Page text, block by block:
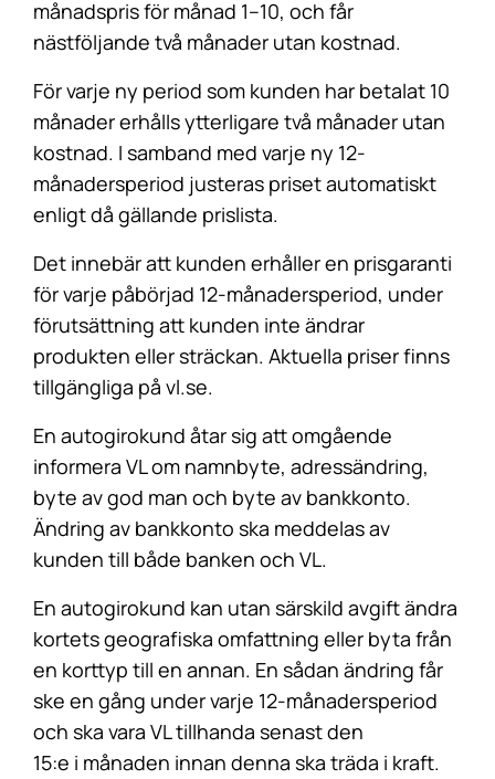
månadspris för månad 1–10, och får
nästföljande två månader utan kostnad.
För varje ny period som kunden har betalat 10
månader erhålls ytterligare två månader utan
kostnad. I samband med varje ny 12-
månadersperiod justeras priset automatiskt
enligt då gällande prislista.
Det innebär att kunden erhåller en prisgaranti
för varje påbörjad 12-månadersperiod, under
förutsättning att kunden inte ändrar
produkten eller sträckan. Aktuella priser finns
tillgängliga på vl.se.
En autogirokund åtar sig att omgående
informera VL om namnbyte, adressändring,
byte av god man och byte av bankkonto.
Ändring av bankkonto ska meddelas av
kunden till både banken och VL.
En autogirokund kan utan särskild avgift ändra
kortets geografiska omfattning eller byta från
en korttyp till en annan. En sådan ändring får
ske en gång under varje 12-månadersperiod
och ska vara VL tillhanda senast den
15:e i månaden innan denna ska träda i kraft.